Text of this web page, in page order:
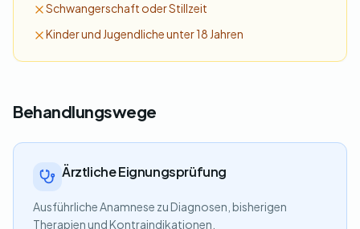
Schwangerschaft oder Stillzeit
Kinder und Jugendliche unter 18 Jahren
Behandlungswege
Ärztliche Eignungsprüfung
Ausführliche Anamnese zu Diagnosen, bisherigen
Therapien und Kontraindikationen.